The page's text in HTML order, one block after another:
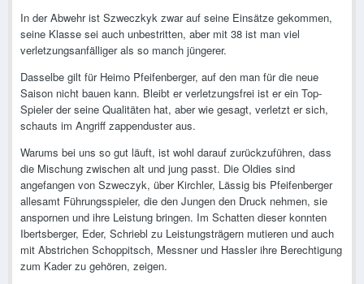
In der Abwehr ist Szweczkyk zwar auf seine Einsätze gekommen,
seine Klasse sei auch unbestritten, aber mit 38 ist man viel
verletzungsanfälliger als so manch jüngerer.
Dasselbe gilt für Heimo Pfeifenberger, auf den man für die neue
Saison nicht bauen kann. Bleibt er verletzungsfrei ist er ein Top-
Spieler der seine Qualitäten hat, aber wie gesagt, verletzt er sich,
schauts im Angriff zappenduster aus.
Warums bei uns so gut läuft, ist wohl darauf zurückzuführen, dass
die Mischung zwischen alt und jung passt. Die Oldies sind
angefangen von Szweczyk, über Kirchler, Lässig bis Pfeifenberger
allesamt Führungsspieler, die den Jungen den Druck nehmen, sie
anspornen und ihre Leistung bringen. Im Schatten dieser konnten
Ibertsberger, Eder, Schriebl zu Leistungsträgern mutieren und auch
mit Abstrichen Schoppitsch, Messner und Hassler ihre Berechtigung
zum Kader zu gehören, zeigen.